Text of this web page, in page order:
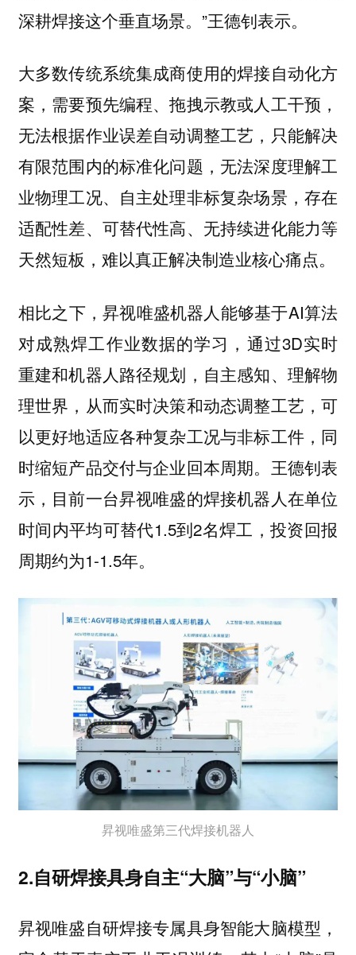
深耕焊接这个垂直场景。”王德钊表示。
大多数传统系统集成商使用的焊接自动化方
案，需要预先编程、拖拽示教或人工干预，
无法根据作业误差自动调整工艺，只能解决
有限范围内的标准化问题，无法深度理解工
业物理工况、自主处理非标复杂场景，存在
适配性差、可替代性高、无持续进化能力等
天然短板，难以真正解决制造业核心痛点。
相比之下，昇视唯盛机器人能够基于AI算法
对成熟焊工作业数据的学习，通过3D实时
重建和机器人路径规划，自主感知、理解物
理世界，从而实时决策和动态调整工艺，可
以更好地适应各种复杂工况与非标工件，同
时缩短产品交付与企业回本周期。王德钊表
示，目前一台昇视唯盛的焊接机器人在单位
时间内平均可替代1.5到2名焊工，投资回报
周期约为1-1.5年。
昇视唯盛第三代焊接机器人
2.自研焊接具身自主“大脑”与“小脑”
昇视唯盛自研焊接专属具身智能大脑模型，